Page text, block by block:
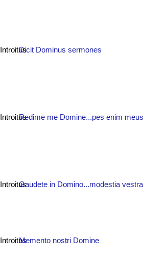
IntroitusDicit Dominus sermones
IntroitusRedime me Domine...pes enim meus
IntroitusGaudete in Domino...modestia vestra
IntroitusMemento nostri Domine